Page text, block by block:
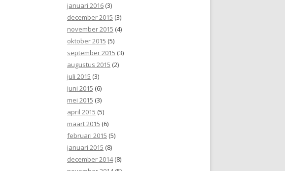
januari 2016 (3)
december 2015 (3)
november 2015 (4)
oktober 2015 (5)
september 2015 (3)
augustus 2015 (2)
juli 2015 (3)
juni 2015 (6)
mei 2015 (3)
april 2015 (5)
maart 2015 (6)
februari 2015 (5)
januari 2015 (8)
december 2014(8)